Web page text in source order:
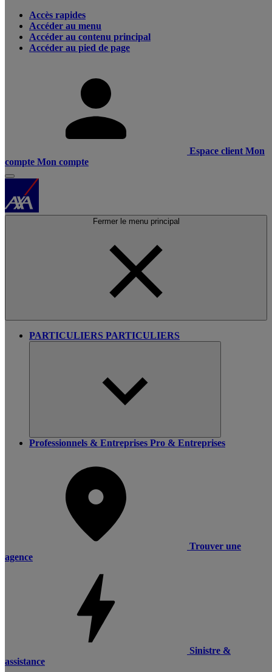
Accès rapides
Accéder au menu
Accéder au contenu principal
Accéder au pied de page
Espace client Mon
compte Mon compte
Fermer le menu principal
PARTICULIERS PARTICULIERS
Professionnels & Entreprises Pro & Entreprises
Trouver une
agence
Sinistre &
assistance